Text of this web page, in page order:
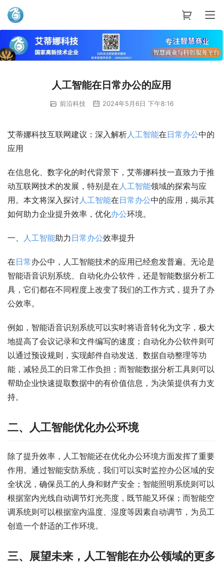
艾蒂娜科技
人工智能在日常办公的应用
前沿科技 2024年5月6日 下午8:16
艾蒂娜科技互联网建议：深入解析人工智能在日常办公中的
应用
在信息化、数字化的时代背景下，艾蒂娜科技一直致力于推
动互联网技术的发展，特别是在人工智能领域的探索与应
用。本文将深入探讨人工智能在日常办公中的应用，揭示其
如何助力企业提升效率，优化办公环境。
一、 人工智能助力 日常办公效率提升
在日常办公中，人工智能技术的应用已经愈发普遍。无论是
智能语音识别系统、自动化办公软件，还是智能数据分析工
具，它们都在不同程度上改变了我们的工作方式，提升了办
公效率。
例如，智能语音识别系统可以实时将语音转化为文字，极大
地提高了会议记录和文件编写的速度；自动化办公软件则可
以通过预设规则，实现邮件自动发送、数据自动整理等功
能，减轻员工的日常工作负担；而智能数据分析工具则可以
帮助企业快速提取数据中的有价值信息，为决策提供有力支
持。
二、人工智能优化办公环境
除了提升效率，人工智能还在优化办公环境方面发挥了重要
作用。通过智能安防系统，我们可以实时监控办公区域的安
全状况，确保员工的人身和财产安全；智能照明系统则可以
根据室内光线自动调节灯光亮度，既节能又环保；而智能空
调系统则可以根据室内温度、湿度等因素自动调节，为员工
创造一个舒适的工作环境。
三、展望未来，人工智能在办公领域的更多